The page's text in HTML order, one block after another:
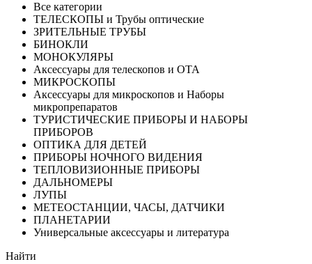
Все категории
ТЕЛЕСКОПЫ и Трубы оптические
ЗРИТЕЛЬНЫЕ ТРУБЫ
БИНОКЛИ
МОНОКУЛЯРЫ
Аксессуары для телескопов и ОТА
МИКРОСКОПЫ
Аксессуары для микроскопов и Наборы
микропрепаратов
ТУРИСТИЧЕСКИЕ ПРИБОРЫ И НАБОРЫ
ПРИБОРОВ
ОПТИКА ДЛЯ ДЕТЕЙ
ПРИБОРЫ НОЧНОГО ВИДЕНИЯ
ТЕПЛОВИЗИОННЫЕ ПРИБОРЫ
ДАЛЬНОМЕРЫ
ЛУПЫ
МЕТЕОСТАНЦИИ, ЧАСЫ, ДАТЧИКИ
ПЛАНЕТАРИИ
Универсальные аксессуары и литература
Найти